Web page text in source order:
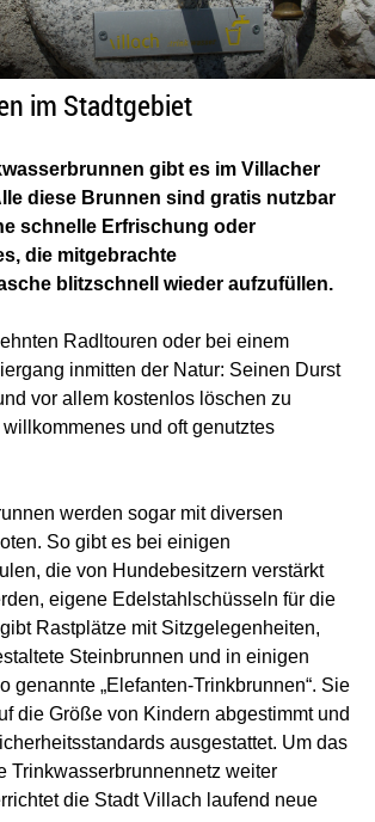
im Stadtgebiet
gibt es im Villacher
diese Brunnen sind gratis nutzbar
schnelle Erfrischung oder
die mitgebrachte
blitzschnell wieder aufzufüllen.
Radltouren oder bei einem
inmitten der Natur: Seinen Durst
vor allem kostenlos löschen zu
und oft genutztes
werden sogar mit diversen
So gibt es bei einigen
die von Hundebesitzern verstärkt
eigene Edelstahlschüsseln für die
Rastplätze mit Sitzgelegenheiten,
Steinbrunnen und in einigen
genannte „Elefanten-Trinkbrunnen“. Sie
die Größe von Kindern abgestimmt und
ausgestattet. Um das
Trinkwasserbrunnennetz weiter
die Stadt Villach laufend neue